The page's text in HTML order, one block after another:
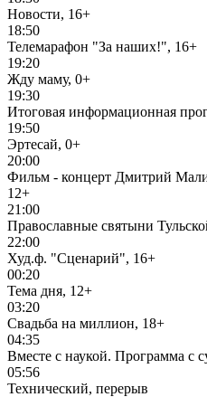
Новости, 16+
18:50
Телемарафон "За наших!", 16+
19:20
Жду маму, 0+
19:30
Итоговая информационная
19:50
Эртесай, 0+
20:00
Фильм - концерт Дмитрий
12+
21:00
Православные святыни
22:00
Худ.ф. "Сценарий", 16+
00:20
Тема дня, 12+
03:20
Свадьба на миллион, 18+
04:35
Вместе с наукой. Программа с
05:56
Технический, перерыв